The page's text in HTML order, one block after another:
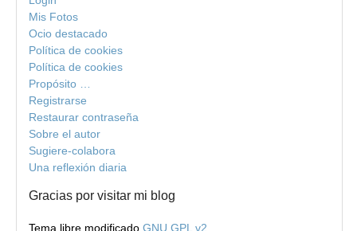
Mis Fotos
Ocio destacado
Política de cookies
Política de cookies
Propósito …
Registrarse
Restaurar contraseña
Sobre el autor
Sugiere-colabora
Una reflexión diaria
Gracias por visitar mi blog
Tema libre modificado GNU GPL v2.